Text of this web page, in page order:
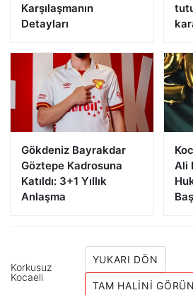
Karşılaşmanın
Detayları
Gökdeniz Bayrakdar
Göztepe Kadrosuna
Katıldı: 3+1 Yıllık
Anlaşma
Ali
Korkusuz
Kocaeli
YUKARI DÖN
TAM HALINI